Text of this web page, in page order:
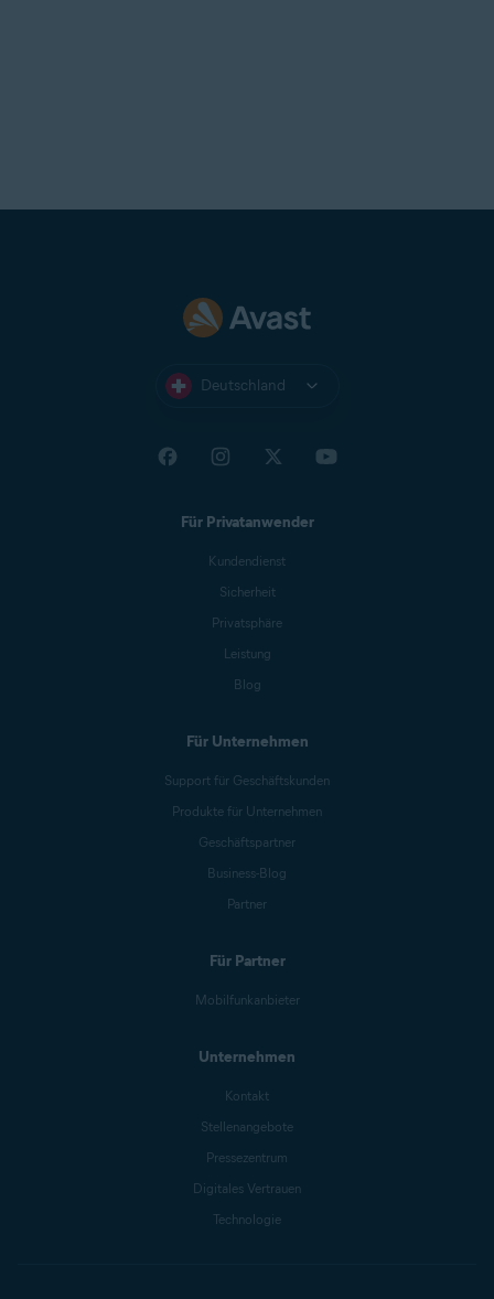
Deutschland
Für Privatanwender
Kundendienst
Sicherheit
Privatsphäre
Leistung
Blog
Für Unternehmen
Support für Geschäftskunden
Produkte für Unternehmen
Geschäftspartner
Business-Blog
Partner
Für Partner
Mobilfunkanbieter
Unternehmen
Kontakt
Stellenangebote
Pressezentrum
Digitales Vertrauen
Technologie